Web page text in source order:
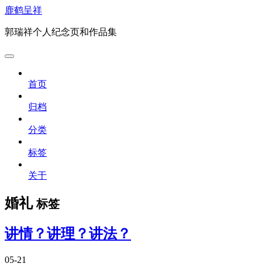
鹿鹤呈祥
郭瑞祥个人纪念页和作品集
首页
归档
分类
标签
关于
婚礼标签
讲情？讲理？讲法？
05-21